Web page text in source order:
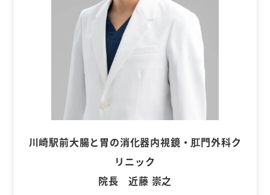
川崎駅前大腸と胃の消化器内視鏡・肛門外科ク
リニック
院長 近藤 崇之